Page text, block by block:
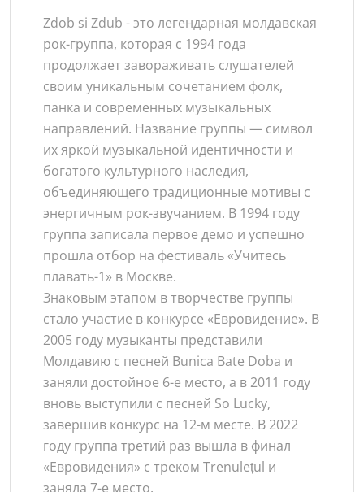
Zdob si Zdub - это легендарная молдавская
рок-группа, которая с 1994 года
продолжает завораживать слушателей
своим уникальным сочетанием фолк,
панка и современных музыкальных
направлений. Название группы — символ
их яркой музыкальной идентичности и
богатого культурного наследия,
объединяющего традиционные мотивы с
энергичным рок-звучанием. В 1994 году
группа записала первое демо и успешно
прошла отбор на фестиваль «Учитесь
плавать-1» в Москве.
Знаковым этапом в творчестве группы
стало участие в конкурсе «Евровидение». В
2005 году музыканты представили
Молдавию с песней Bunica Bate Doba и
заняли достойное 6-е место, а в 2011 году
вновь выступили с песней So Lucky,
завершив конкурс на 12-м месте. В 2022
году группа третий раз вышла в финал
«Евровидения» с треком Trenulețul и
заняла 7-е место.